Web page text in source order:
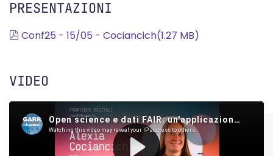
PRESENTAZIONI
pdf
Conf25 - 15/05 - Cociancich(1.27 MB)
VIDEO